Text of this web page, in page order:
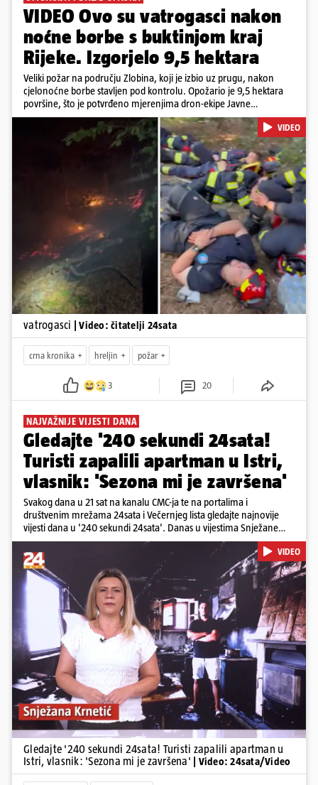
VIDEO Ovo su vatrogasci nakon
noćne borbe s buktinjom kraj
Rijeke. Izgorjelo 9,5 hektara
Veliki požar na području Zlobina, koji je izbio uz prugu, nakon
cjelonoćne borbe stavljen pod kontrolu. Opožario je 9,5 hektara
površine, što je potvrđeno mjerenjima dron-ekipe Javne
vatrogasne postrojbe grada Rijeke. Vatru je gasilo 55 ljudi sa 17
vozila te više DVD-ova i JVP Rijeka. Situacija je i dalje ozbiljna zbog
jakog vjetra koji povećava opasnost od razbuktavanja. Zato ostaju i
Pokretanje videa...
VIDEO
vatrogasci | Video: čitatelji 24sata
crna kronika hreljin požar
3 20
NAJVAŽNIJE VIJESTI DANA
Gledajte '240 sekundi 24sata!
Turisti zapalili apartman u Istri,
vlasnik: 'Sezona mi je završena'
Svakog dana u 21 sat na kanalu CMC-ja te na portalima i
društvenim mrežama 24sata i Večernjeg lista gledajte najnovije
vijesti dana u '240 sekundi 24sata'. Danas u vijestima Snježane
Krnetić: Turisti uništili apartman u Istri, 125 milijuna eura mogla bi
stajati sanacija otpada u Gospiću, u Osijeku pretukli nogometnog
suca, od utorka nove cijene goriva, rastu mirovine za 200 tisuća
branitelja...
Pokretanje videa...
VIDEO
Gledajte '240 sekundi 24sata! Turisti zapalili apartman u
Istri, vlasnik: 'Sezona mi je završena'
| Video: 24sata/Video